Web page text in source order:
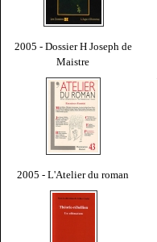
2005 - Dossier H Joseph de
Maistre
2005 - L'Atelier du roman